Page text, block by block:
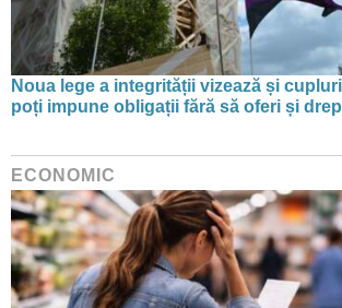
Noua lege a integrității vizează și
poți impune obligații fără să oferi și
ECONOMIC